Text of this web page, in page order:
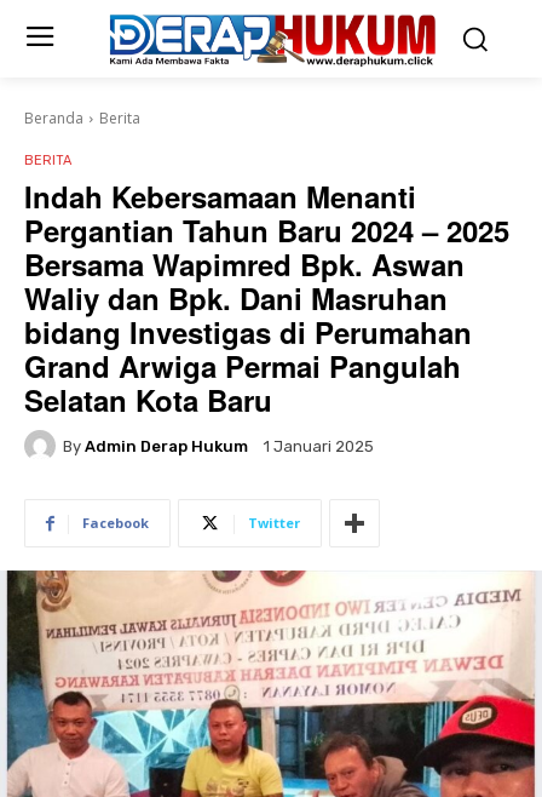
Beranda Berita
BERITA
Indah Kebersamaan Menanti
Pergantian Tahun Baru 2024 – 2025
Bersama Wapimred Bpk. Aswan
Waliy dan Bpk. Dani Masruhan
bidang Investigas di Perumahan
Grand Arwiga Permai Pangulah
Selatan Kota Baru
By Admin Derap Hukum 1 Januari 2025
Facebook Twitter